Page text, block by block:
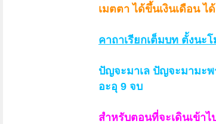
เมตตา ได้ขึ้นเงินเดือน
คาถาเรียกเต็มบท ตั้งนะ
ปัญจะมาเล ปัญจะมามะ
อะอุ 9 จบ
สำหรับตอนที่จะเดินเข้า